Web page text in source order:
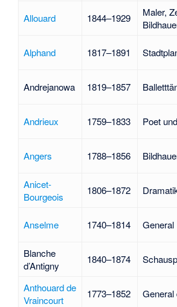
Allouard 1844–1929
Maler,
Alphand 1817–1891
Andrejanowa 1819–1857
Andrieux 1759–1833 Poet
Angers 1788–1856
Anicet-
Bourgeois
1806–1872
Anselme 1740–1814 General
Blanche
d’Antigny
1840–1874
Anthouard de
Vraincourt
1773–1852 General